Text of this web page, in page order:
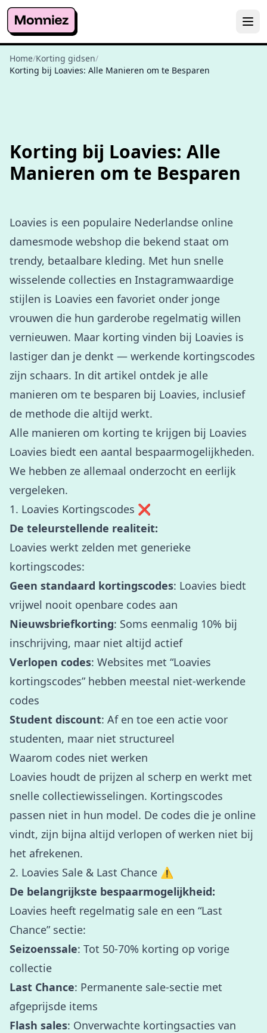
Home/Korting gidsen/
Korting bij Loavies: Alle Manieren om te Besparen
Korting bij Loavies: Alle
Manieren om te Besparen
Loavies is een populaire Nederlandse online
damesmode webshop die bekend staat om
trendy, betaalbare kleding. Met hun snelle
wisselende collecties en Instagramwaardige
stijlen is Loavies een favoriet onder jonge
vrouwen die hun garderobe regelmatig willen
vernieuwen. Maar korting vinden bij Loavies is
lastiger dan je denkt — werkende kortingscodes
zijn schaars. In dit artikel ontdek je alle
manieren om te besparen bij Loavies, inclusief
de methode die altijd werkt.
Alle manieren om korting te krijgen bij Loavies
Loavies biedt een aantal bespaarmogelijkheden.
We hebben ze allemaal onderzocht en eerlijk
vergeleken.
1. Loavies Kortingscodes ❌
De teleurstellende realiteit:
Loavies werkt zelden met generieke
kortingscodes:
Geen standaard kortingscodes: Loavies biedt
vrijwel nooit openbare codes aan
Nieuwsbriefkorting: Soms eenmalig 10% bij
inschrijving, maar niet altijd actief
Verlopen codes: Websites met “Loavies
kortingscodes” hebben meestal niet-werkende
codes
Student discount: Af en toe een actie voor
studenten, maar niet structureel
Waarom codes niet werken
Loavies houdt de prijzen al scherp en werkt met
snelle collectiewisselingen. Kortingscodes
passen niet in hun model. De codes die je online
vindt, zijn bijna altijd verlopen of werken niet bij
het afrekenen.
2. Loavies Sale & Last Chance ⚠️
De belangrijkste bespaarmogelijkheid:
Loavies heeft regelmatig sale en een “Last
Chance” sectie:
Seizoenssale: Tot 50-70% korting op vorige
collectie
Last Chance: Permanente sale-sectie met
afgeprijsde items
Flash sales: Onverwachte kortingsacties van